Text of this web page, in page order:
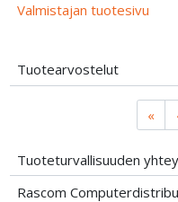
Valmistajan tuotesivu
Tuotearvostelut
«
Tuoteturvallisuuden
Rascom